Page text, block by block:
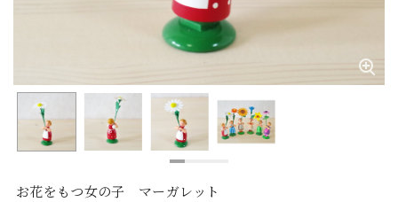
お花をもつ女の子 マーガレット